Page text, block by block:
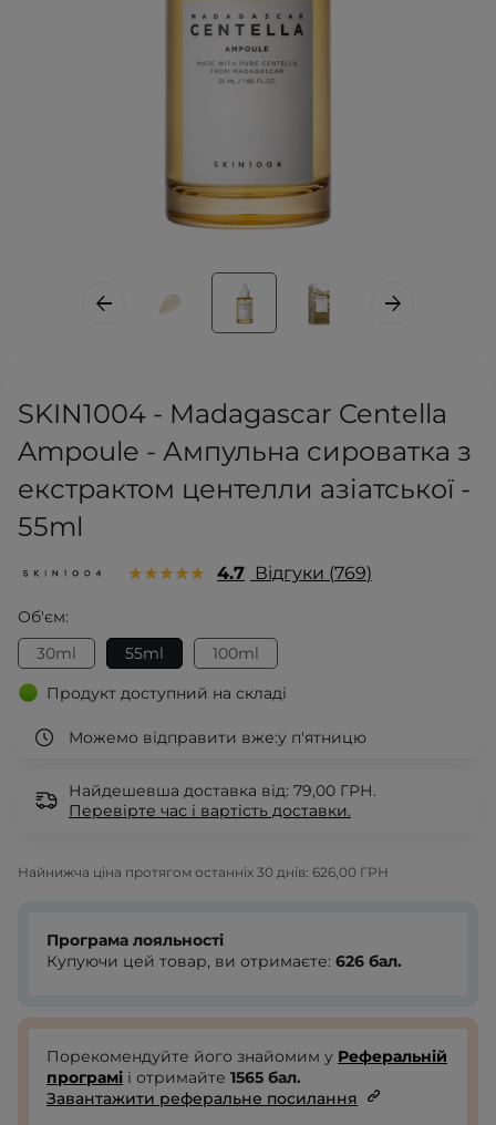
SKIN1004 - Madagascar Centella
Ampoule - Ампульна сироватка з
екстрактом центелли азіатської -
55ml
4.7 Відгуки 769
Об'єм:
30ml
55ml
100ml
Продукт доступний на складі
Можемо відправити вже:у п'ятницю
Найдешевша доставка від: 79,00 ГРН.
Перевірте час і вартість доставки.
Найнижча ціна протягом останніх 30 днів: 626,00 ГРН
Програма лояльності
Купуючи цей товар, ви отримаєте: 626 бал.
Порекомендуйте його знайомим у Реферальній
програмі і отримайте 1565 бал.
Завантажити реферальне посилання